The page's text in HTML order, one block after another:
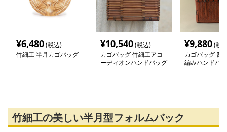
¥6,480(税込)
竹細工 半月カゴバッグ
¥10,540(税込)
カゴバッグ 竹細工アコ
ーディオンハンドバッグ
¥9,880(税
カゴバッグ 四
編みハンドバ
竹細工の美しい半月型フォルムバック